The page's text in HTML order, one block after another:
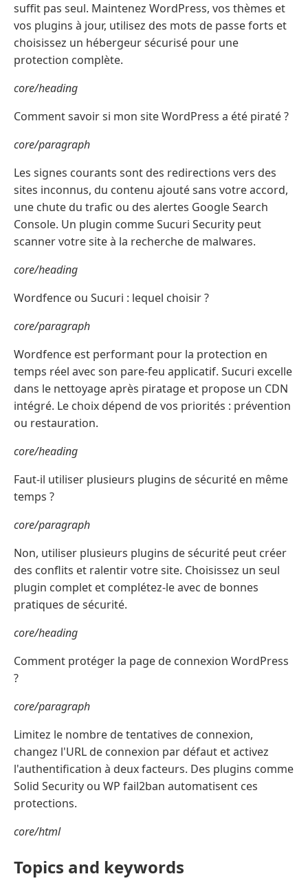
suffit pas seul. Maintenez WordPress, vos thèmes et
vos plugins à jour, utilisez des mots de passe forts et
choisissez un hébergeur sécurisé pour une
protection complète.
core/heading
Comment savoir si mon site WordPress a été piraté ?
core/paragraph
Les signes courants sont des redirections vers des
sites inconnus, du contenu ajouté sans votre accord,
une chute du trafic ou des alertes Google Search
Console. Un plugin comme Sucuri Security peut
scanner votre site à la recherche de malwares.
core/heading
Wordfence ou Sucuri : lequel choisir ?
core/paragraph
Wordfence est performant pour la protection en
temps réel avec son pare-feu applicatif. Sucuri excelle
dans le nettoyage après piratage et propose un CDN
intégré. Le choix dépend de vos priorités : prévention
ou restauration.
core/heading
Faut-il utiliser plusieurs plugins de sécurité en même
temps ?
core/paragraph
Non, utiliser plusieurs plugins de sécurité peut créer
des conflits et ralentir votre site. Choisissez un seul
plugin complet et complétez-le avec de bonnes
pratiques de sécurité.
core/heading
Comment protéger la page de connexion WordPress
?
core/paragraph
Limitez le nombre de tentatives de connexion,
changez l'URL de connexion par défaut et activez
l'authentification à deux facteurs. Des plugins comme
Solid Security ou WP fail2ban automatisent ces
protections.
core/html
Topics and keywords